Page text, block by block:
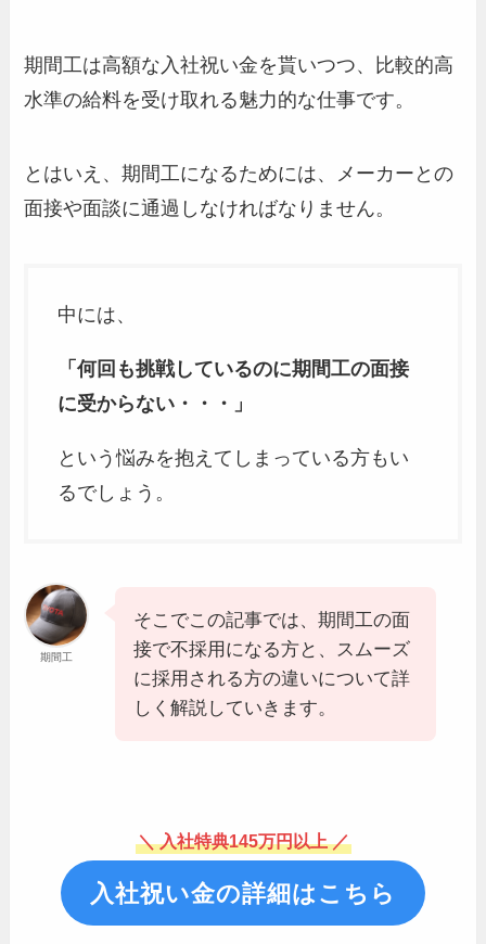
期間工は高額な入社祝い金を貰いつつ、比較的高
水準の給料を受け取れる魅力的な仕事です。
とはいえ、期間工になるためには、メーカーとの
面接や面談に通過しなければなりません。
中には、
「何回も挑戦しているのに期間工の面接
に受からない・・・」
という悩みを抱えてしまっている方もい
るでしょう。
期間工
そこでこの記事では、期間工の面
接で不採用になる方と、スムーズ
に採用される方の違いについて詳
しく解説していきます。
＼ 入社特典145万円以上 ／
入社祝い金の詳細はこちら